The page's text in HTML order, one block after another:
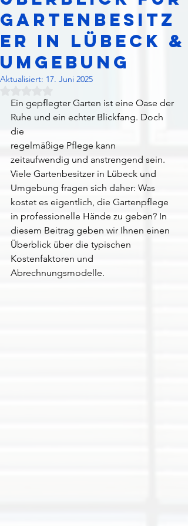
Gartenbesitz
er in Lübeck &
Umgebung
Aktualisiert: 17. Juni 2025
Ein gepflegter Garten ist eine Oase der
Ruhe und ein echter Blickfang. Doch
die
regelmäßige Pflege kann
zeitaufwendig und anstrengend sein.
Viele Gartenbesitzer in Lübeck und
Umgebung fragen sich daher: Was
kostet es eigentlich, die Gartenpflege
in professionelle Hände zu geben? In
diesem Beitrag geben wir Ihnen einen
Überblick über die typischen
Kostenfaktoren und
Abrechnungsmodelle.